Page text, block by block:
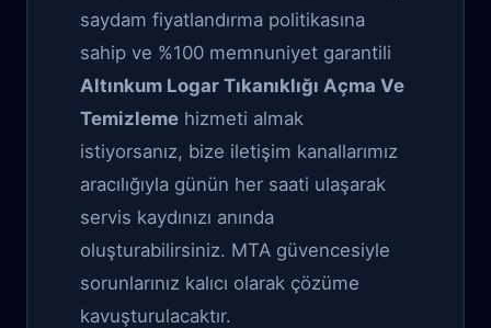
saydam fiyatlandırma politikasına
sahip ve %100 memnuniyet garantili
Altınkum Logar Tıkanıklığı Açma Ve
Temizleme hizmeti almak
istiyorsanız, bize iletişim kanallarımız
aracılığıyla günün her saati ulaşarak
servis kaydınızı anında
oluşturabilirsiniz. MTA güvencesiyle
sorunlarınız kalıcı olarak çözüme
kavuşturulacaktır.